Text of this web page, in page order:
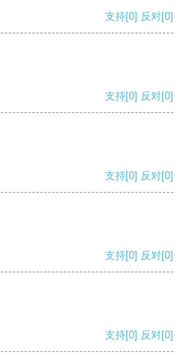
支持[0] 反对[0]
支持[0] 反对[0]
支持[0] 反对[0]
支持[0] 反对[0]
支持[0] 反对[0]